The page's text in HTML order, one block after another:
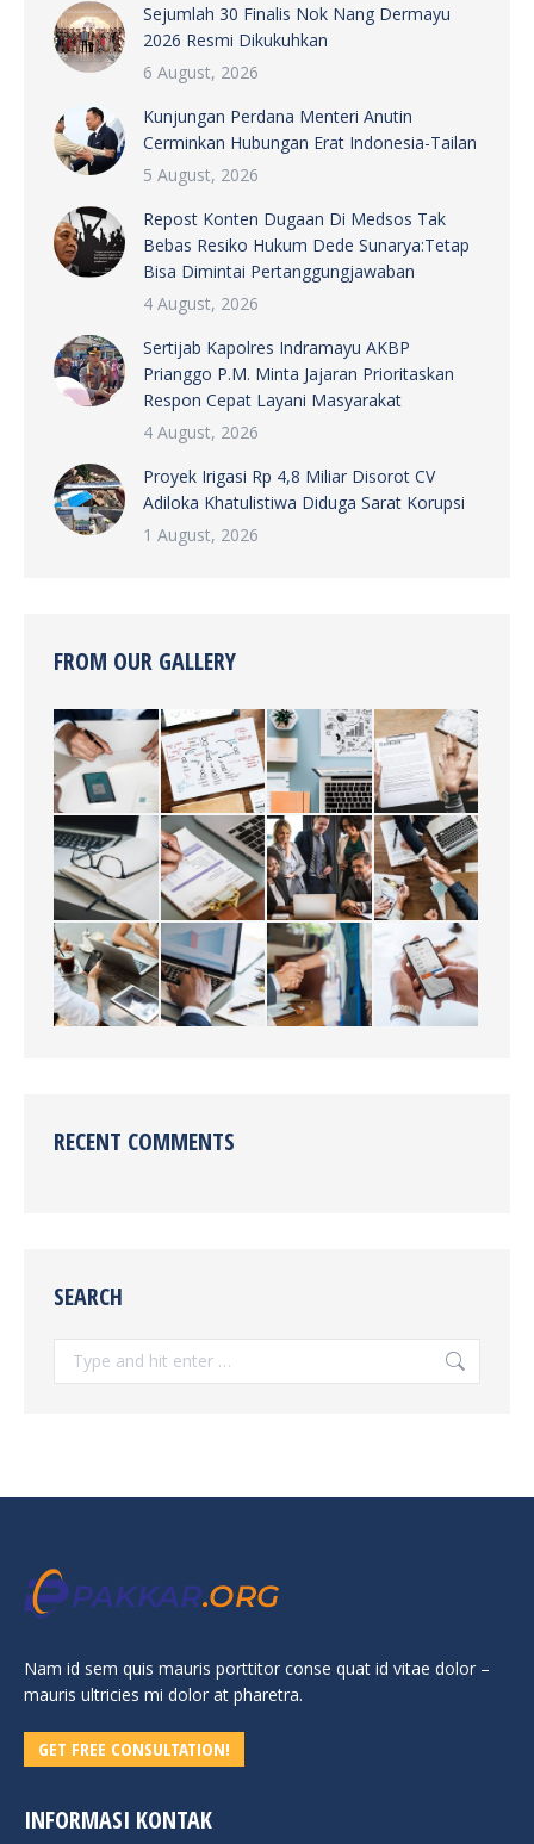
Sejumlah 30 Finalis Nok Nang Dermayu
2026 Resmi Dikukuhkan
6 August, 2026
Kunjungan Perdana Menteri Anutin
Cerminkan Hubungan Erat Indonesia-Tailan
5 August, 2026
Repost Konten Dugaan Di Medsos Tak
Bebas Resiko Hukum Dede Sunarya:Tetap
Bisa Dimintai Pertanggungjawaban
4 August, 2026
Sertijab Kapolres Indramayu AKBP
Prianggo P.M. Minta Jajaran Prioritaskan
Respon Cepat Layani Masyarakat
4 August, 2026
Proyek Irigasi Rp 4,8 Miliar Disorot CV
Adiloka Khatulistiwa Diduga Sarat Korupsi
1 August, 2026
FROM OUR GALLERY
RECENT COMMENTS
SEARCH
Search:
Nam id sem quis mauris porttitor conse quat id vitae dolor –
mauris ultricies mi dolor at pharetra.
GET FREE CONSULTATION!
INFORMASI KONTAK